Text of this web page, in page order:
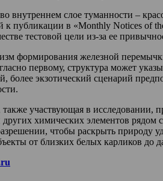
внутреннем слое туманности –
к публикации в «Monthly Notices of
тестовой цели из-за ее
формирования железной
первому, структура может
более экзотический сценарий
участвующая в исследовании,
химических элементов
чтобы раскрыть природу
от близких белых карликов до